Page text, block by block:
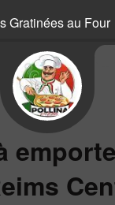
Gratinées au Four